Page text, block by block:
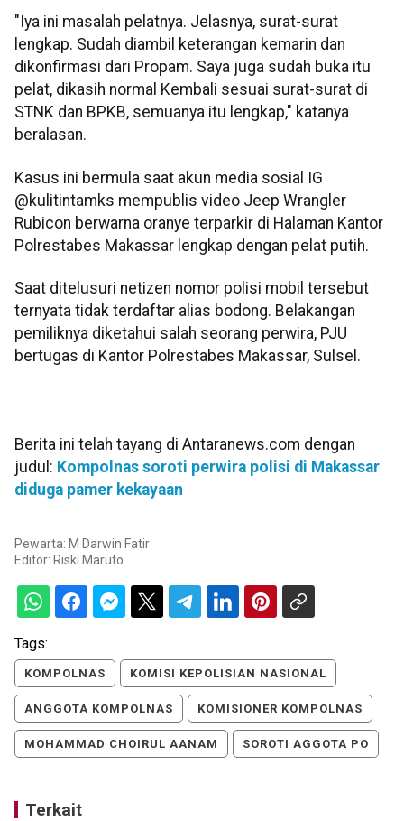
"Iya ini masalah pelatnya. Jelasnya, surat-surat
lengkap. Sudah diambil keterangan kemarin dan
dikonfirmasi dari Propam. Saya juga sudah buka itu
pelat, dikasih normal Kembali sesuai surat-surat di
STNK dan BPKB, semuanya itu lengkap," katanya
beralasan.
Kasus ini bermula saat akun media sosial IG
@kulitintamks mempublis video Jeep Wrangler
Rubicon berwarna oranye terparkir di Halaman Kantor
Polrestabes Makassar lengkap dengan pelat putih.
Saat ditelusuri netizen nomor polisi mobil tersebut
ternyata tidak terdaftar alias bodong. Belakangan
pemiliknya diketahui salah seorang perwira, PJU
bertugas di Kantor Polrestabes Makassar, Sulsel.
Berita ini telah tayang di Antaranews.com dengan
judul: Kompolnas soroti perwira polisi di Makassar
diduga pamer kekayaan
Pewarta: M Darwin Fatir
Editor: Riski Maruto
Tags:
KOMPOLNAS KOMISI KEPOLISIAN NASIONAL
ANGGOTA KOMPOLNAS KOMISIONER KOMPOLNAS
MOHAMMAD CHOIRUL AANAM SOROTI AGGOTA PO
Terkait